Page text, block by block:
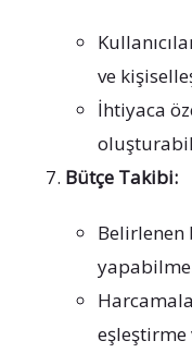
ve
İhtiyaca
Bütçe Takibi:
Belirlenen
eşleştirme